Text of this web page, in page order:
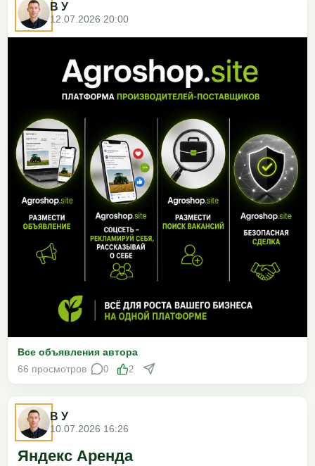
В У
12.07.2026 20:00
Все объявления автора
66 просмотров
0 2
В У
10.07.2026 16:26
Яндекс Аренда